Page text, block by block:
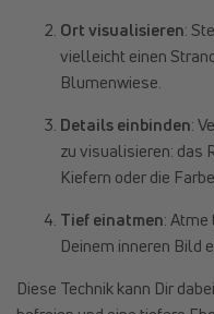
Ort visualisieren:
vielleicht einen
Blumenwiese.
Details einbinden:
zu visualisieren: das
Kiefern oder die
Tief einatmen: Atme
Deinem inneren Bild
Diese Technik kann Dir